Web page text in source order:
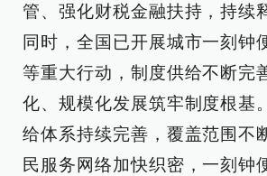
管、强化财税金融扶持，持续
同时，全国已开展城市一刻钟
等重大行动，制度供给不断完
化、规模化发展筑牢制度根基
给体系持续完善，覆盖范围不
民服务网络加快织密，一刻钟